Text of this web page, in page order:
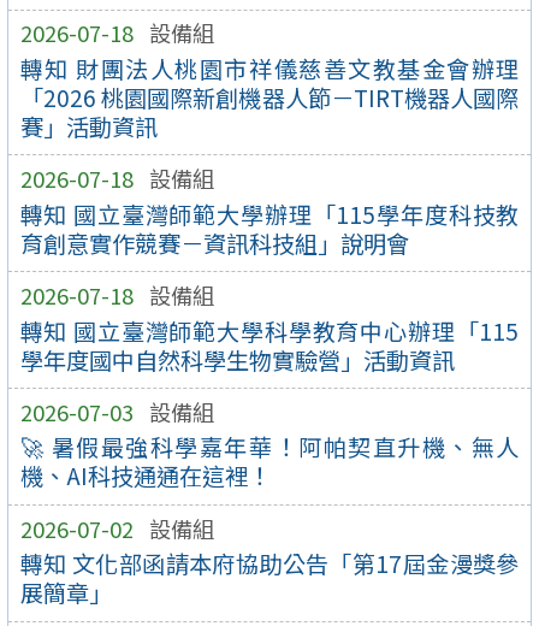
2026-07-18 設備組
轉知 財團法人桃園市祥儀慈善文教基金會辦理
「2026 桃園國際新創機器人節－TIRT機器人國際
賽」活動資訊
2026-07-18 設備組
轉知 國立臺灣師範大學辦理「115學年度科技教
育創意實作競賽－資訊科技組」說明會
2026-07-18 設備組
轉知 國立臺灣師範大學科學教育中心辦理「115
學年度國中自然科學生物實驗營」活動資訊
2026-07-03 設備組
🚀 暑假最強科學嘉年華！阿帕契直升機、無人
機、AI科技通通在這裡！
2026-07-02 設備組
轉知 文化部函請本府協助公告「第17屆金漫獎參
展簡章」